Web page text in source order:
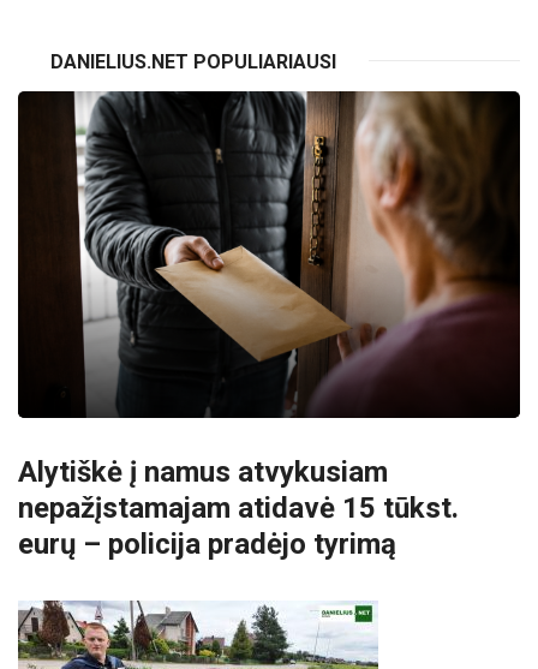
DANIELIUS.NET POPULIARIAUSI
Alytiškė į namus atvykusiam
nepažįstamajam atidavė 15 tūkst.
eurų – policija pradėjo tyrimą